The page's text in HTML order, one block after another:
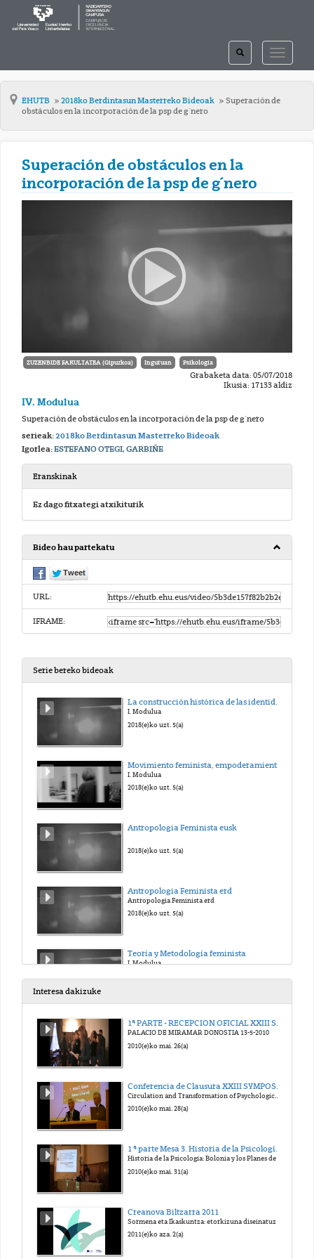
TOGGLE
TOGGLE
SEARCH
EHUTB 2018ko Berdintasun Masterreko Bideoak
Superación de
obstáculos en la incorporación de la psp de g´nero
Superación de obstáculos en la
incorporación de la psp de g´nero
ZUZENBIDE FAKULTATEA (Gipuzkoa) Inguruan Psikologia
Grabaketa data: 05/07/2018
Ikusia: 17133 aldiz
IV. Modulua
Superación de obstáculos en la incorporación de la psp de g´nero
serieak:2018ko Berdintasun Masterreko Bideoak
Igorlea:ESTEFANO OTEGI, GARBIÑE
Eranskinak
Ez dago fitxategi atxikiturik
Bideo hau partekatu
URL:
IFRAME:
Serie bereko bideoak
La construcción histórica de las identidades de género contemporáneas
I. Modulua
2018(e)ko uzt. 5(a)
I. Modulua
2018(e)ko uzt. 5(a)
Antropologia Feminista eusk
2018(e)ko uzt. 5(a)
Antropologia Feminista erd
Antropologia Feminista erd
2018(e)ko uzt. 5(a)
Teoría y Metodología feminista
I. Modulua
I. Modulua
I. Modulua
I. Modulua
I. Modulua
Interesa dakizuke
1ª PARTE - RECEPCION OFICIAL XXIII SYMPOSIUM SEHP 2010
PALACIO DE MIRAMAR DONOSTIA 13-5-2010
2010(e)ko mai. 26(a)
Circulation and Transformation of Psychological Knowledge" (comunicación en inglés).
2010(e)ko mai. 28(a)
1 ª parte Mesa 3. Historia de la Psicología: Bolonia y los Planes de Estudios
2010(e)ko mai. 31(a)
Creanova Biltzarra 2011
Sormena eta Ikaskuntza: etorkizuna diseinatuz
2011(e)ko aza. 2(a)